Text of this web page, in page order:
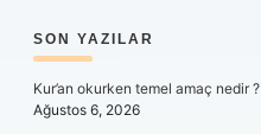
SIDEBAR
SON YAZILAR
Kur’an okurken temel amaç nedir ?
Ağustos 6, 2026